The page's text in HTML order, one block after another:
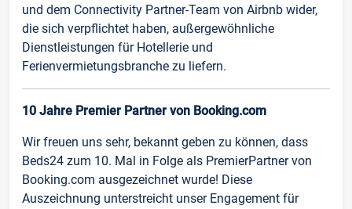
und dem Connectivity Partner-Team von Airbnb wider,
die sich verpflichtet haben, außergewöhnliche
Dienstleistungen für Hotellerie und
Ferienvermietungsbranche zu liefern.
10 Jahre Premier Partner von Booking.com
Wir freuen uns sehr, bekannt geben zu können, dass
Beds24 zum 10. Mal in Folge als PremierPartner von
Booking.com ausgezeichnet wurde! Diese
Auszeichnung unterstreicht unser Engagement für